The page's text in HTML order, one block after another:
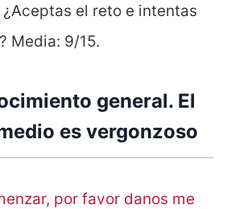
¿Aceptas el reto e intentas
Media: 9/15.
general. El
es vergonzoso
por favor danos me